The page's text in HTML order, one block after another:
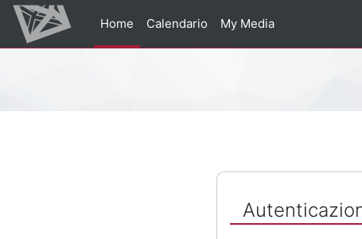
Vai al contenuto principale
Home
Calendario My Media